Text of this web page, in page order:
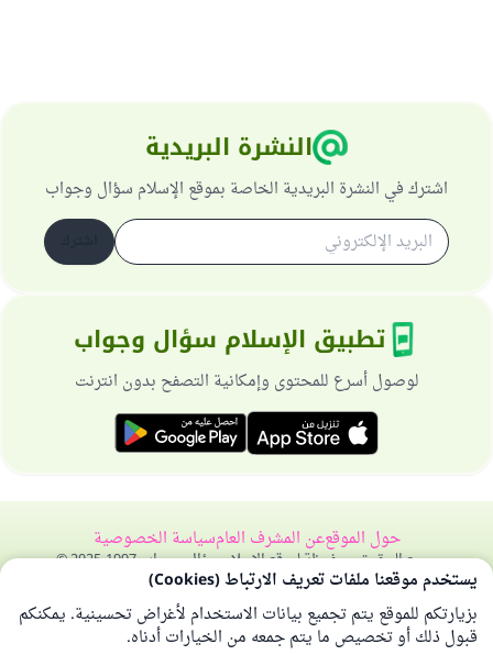
النشرة البريدية
اشترك في النشرة البريدية الخاصة بموقع الإسلام سؤال وجواب
تطبيق الإسلام سؤال وجواب
لوصول أسرع للمحتوى وإمكانية التصفح بدون انترنت
حول الموقععن المشرف العامسياسة الخصوصية
جميع الحقوق محفوظة لموقع الإسلام سؤال وجواب 1997-2025 ©
يستخدم موقعنا ملفات تعريف الارتباط (Cookies)
بزيارتكم للموقع يتم تجميع بيانات الاستخدام لأغراض تحسينية. يمكنكم
قبول ذلك أو تخصيص ما يتم جمعه من الخيارات أدناه.